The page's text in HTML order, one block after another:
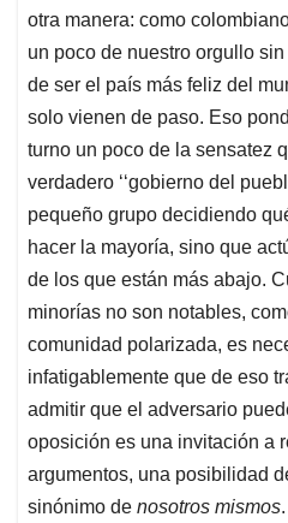
otra manera: como
un poco de nuestro orgullo
de ser el país más feliz del
solo vienen de paso. Eso
turno un poco de la sensatez
verdadero ‘‘gobierno del
pequeño grupo decidiendo
hacer la mayoría, sino que
de los que están más abajo.
minorías no son notables,
comunidad polarizada, es
infatigablemente que de eso
admitir que el adversario
oposición es una invitación a
argumentos, una posibilidad
sinónimo de nosotros mismos